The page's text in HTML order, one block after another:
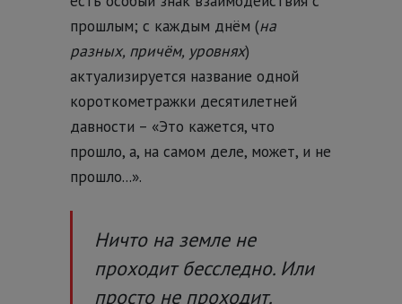
прошлым; с каждым днём (на
разных, причём, уровнях)
актуализируется название одной
короткометражки десятилетней
давности – «Это кажется, что
прошло, а, на самом деле, может, и не
прошло...».
Ничто на земле не
проходит бесследно. Или
просто не проходит.